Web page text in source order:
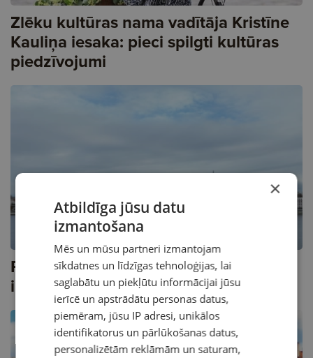
Zlēku kultūras nama vadītāja Kristīne
Kauliņa iesaka: pieci spilgti kultūras
piedzīvojumi
Rīgas svētku programma šovasar
izmaksās 1,6 miljonus eiro
×
Atbildīga jūsu datu
izmantošana
Mēs un mūsu partneri izmantojam
sīkdatnes un līdzīgas tehnoloģijas, lai
saglabātu un piekļūtu informācijai jūsu
ierīcē un apstrādātu personas datus,
piemēram, jūsu IP adresi, unikālos
identifikatorus un pārlūkošanas datus,
personalizētām reklāmām un saturam,